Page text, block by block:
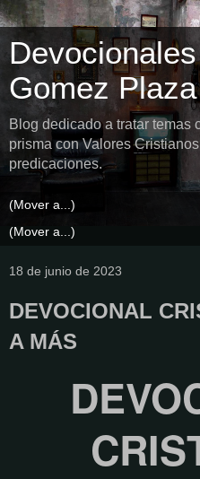
Gomez Plaza
Blog dedicado a tratar temas
prisma con Valores
predicaciones.
18 de junio de 2023
DEVOCIONAL
A MÁS